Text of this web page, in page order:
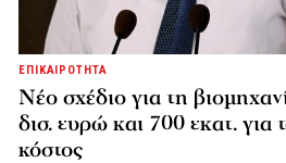
ΕΠΙΚΑΙΡΟΤΗΤΑ
Νέο σχέδιο για τη
δισ. ευρώ και 700 εκατ. για
κόστος